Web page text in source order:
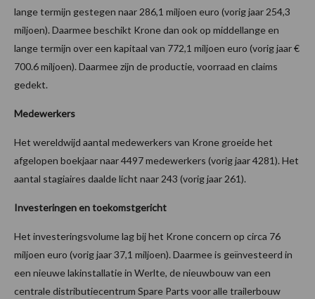
lange termijn gestegen naar 286,1 miljoen euro (vorig jaar 254,3
miljoen). Daarmee beschikt Krone dan ook op middellange en
lange termijn over een kapitaal van 772,1 miljoen euro (vorig jaar €
700.6 miljoen). Daarmee zijn de productie, voorraad en claims
gedekt.
Medewerkers
Het wereldwijd aantal medewerkers van Krone groeide het
afgelopen boekjaar naar 4497 medewerkers (vorig jaar 4281). Het
aantal stagiaires daalde licht naar 243 (vorig jaar 261).
Investeringen en toekomstgericht
Het investeringsvolume lag bij het Krone concern op circa 76
miljoen euro (vorig jaar 37,1 miljoen). Daarmee is geïnvesteerd in
een nieuwe lakinstallatie in Werlte, de nieuwbouw van een
centrale distributiecentrum Spare Parts voor alle trailerbouw